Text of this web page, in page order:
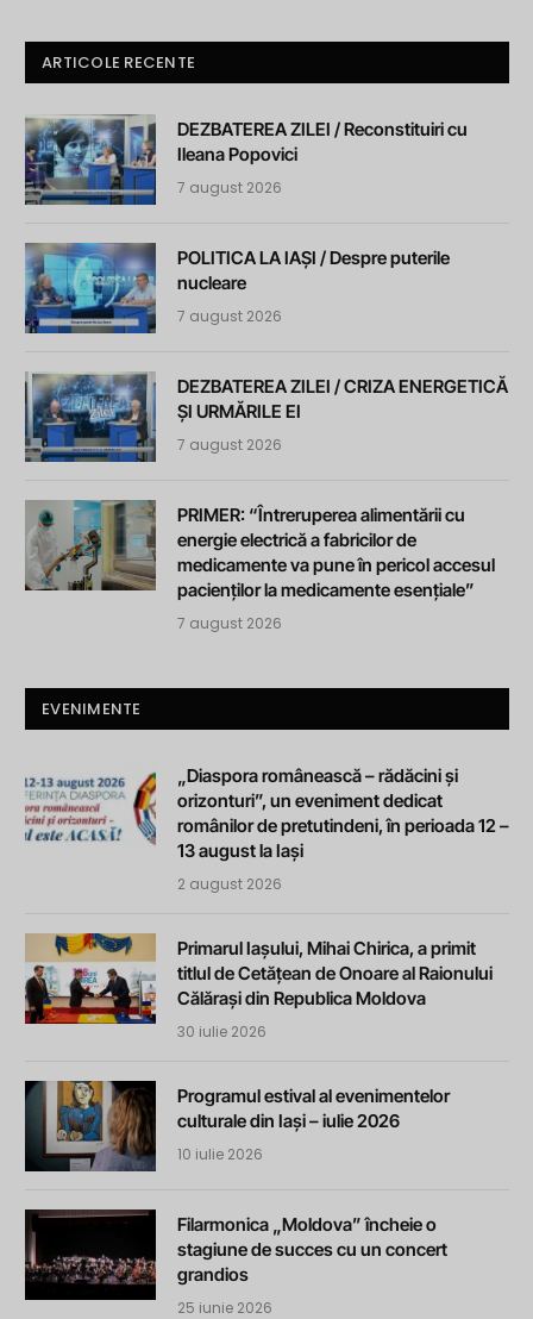
ARTICOLE RECENTE
DEZBATEREA ZILEI / Reconstituiri cu
Ileana Popovici
7 august 2026
POLITICA LA IAȘI / Despre puterile
nucleare
7 august 2026
DEZBATEREA ZILEI / CRIZA ENERGETICĂ
ȘI URMĂRILE EI
7 august 2026
PRIMER: “Întreruperea alimentării cu
energie electrică a fabricilor de
medicamente va pune în pericol accesul
pacienților la medicamente esențiale”
7 august 2026
EVENIMENTE
„Diaspora românească – rădăcini și
orizonturi”, un eveniment dedicat
românilor de pretutindeni, în perioada 12 –
13 august la Iași
2 august 2026
Primarul Iașului, Mihai Chirica, a primit
titlul de Cetățean de Onoare al Raionului
Călărași din Republica Moldova
30 iulie 2026
Programul estival al evenimentelor
culturale din Iași – iulie 2026
10 iulie 2026
Filarmonica „Moldova” încheie o
stagiune de succes cu un concert
grandios
25 iunie 2026